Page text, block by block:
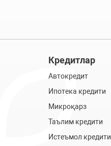
Кредитлар
Автокредит
Ипотека кредити
Микроқарз
Таълим кредити
Истеъмол кредити